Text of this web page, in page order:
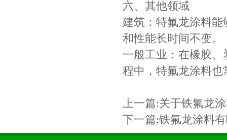
六、其他领域
建筑：特氟龙涂料
和性能长时间不变。
一般工业：在橡胶
程中，特氟龙涂料
上一篇:关于铁氟龙
下一篇:铁氟龙涂料